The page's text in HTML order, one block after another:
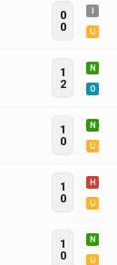
0
0
U
1
2
N
O
1
0
N
U
1
0
H
U
1
0
N
U